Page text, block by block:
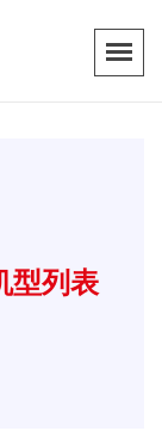
型列表